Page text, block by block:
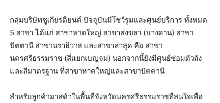
กลุ่มบริษัทชูเกียรติยนต์ ปัจจุบันมีโชว์รูมและศูนย์บริการ ทั้งหมด
5 สาขา ได้แก่ สาขาหาดใหญ่ สาขาสงขลา (บางดาน) สาขา
ปัตตานี สาขานราธิวาส และสาขาล่าสุด คือ สาขา
นครศรีธรรมราช (สี่แยกเบญจม) นอกจากนี้ยังมีศูนย์ซ่อมตัวถัง
และสีมาตรฐาน ที่สาขาหาดใหญ่และสาขาปัตตานี
สำหรับลูกค้ามาสด้าในพื้นที่จังหวัดนครศรีธรรมราชที่สนใจเพื่อ